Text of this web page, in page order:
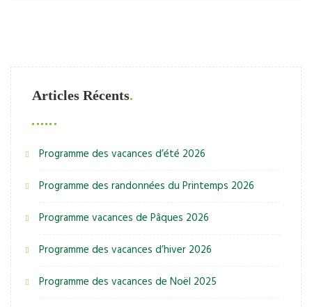
Articles Récents
Programme des vacances d’été 2026
Programme des randonnées du Printemps 2026
Programme vacances de Pâques 2026
Programme des vacances d’hiver 2026
Programme des vacances de Noël 2025